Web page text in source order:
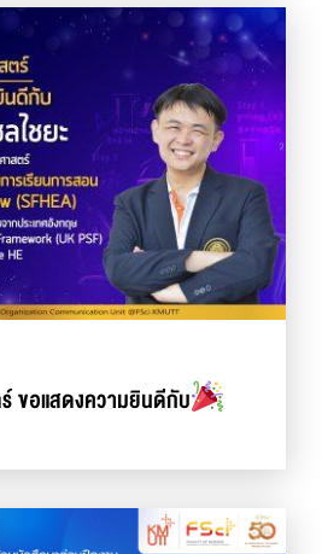
ขอแสดงความยินดีกับ